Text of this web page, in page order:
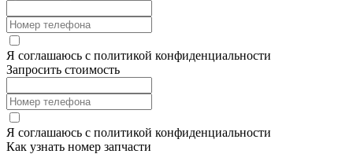
Я соглашаюсь с политикой конфиденциальности
Запросить стоимость
Я соглашаюсь с политикой конфиденциальности
Как узнать номер запчасти